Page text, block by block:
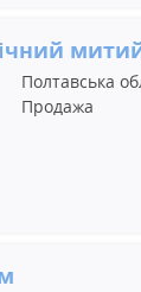
Полтавська
Продажа